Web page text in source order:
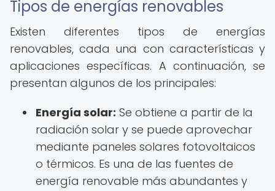
Tipos de energías renovables
Existen diferentes tipos de energías
renovables, cada una con características y
aplicaciones específicas. A continuación, se
presentan algunos de los principales:
Energía solar: Se obtiene a partir de la
radiación solar y se puede aprovechar
mediante paneles solares fotovoltaicos
o térmicos. Es una de las fuentes de
energía renovable más abundantes y